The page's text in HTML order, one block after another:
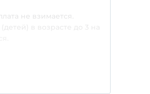
не взимается.